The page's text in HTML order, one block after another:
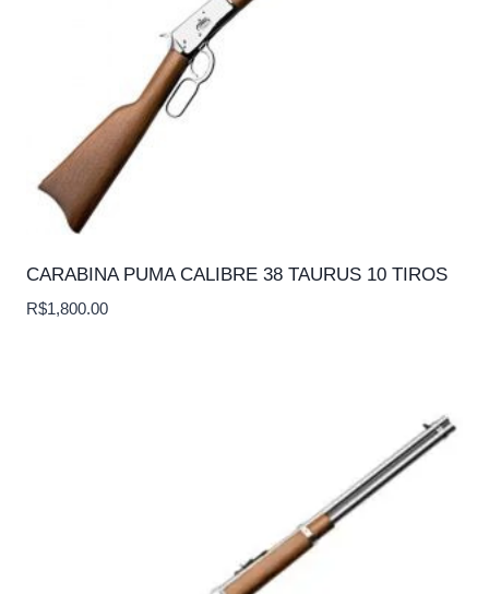
CARABINA PUMA CALIBRE 38 TAURUS 10 TIROS
R$1,800.00